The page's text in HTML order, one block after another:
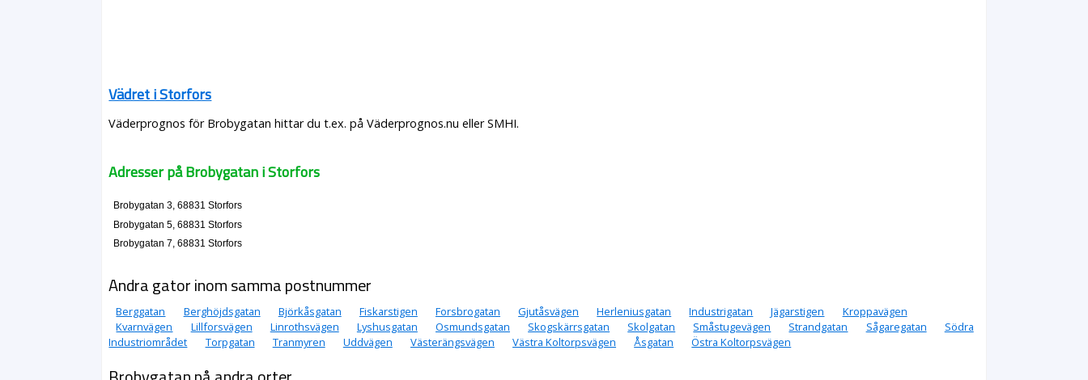
Vädret i Storfors
Väderprognos för Brobygatan hittar du t.ex. på Väderprognos.nu eller SMHI.
Adresser på Brobygatan i Storfors
Brobygatan 3, 68831 Storfors
Brobygatan 5, 68831 Storfors
Brobygatan 7, 68831 Storfors
Andra gator inom samma postnummer
Berggatan Berghöjdsgatan Björkåsgatan Fiskarstigen Forsbrogatan Gjutåsvägen Herleniusgatan Industrigatan Jägarstigen
Kroppavägen
Kvarnvägen
Lillforsvägen Linrothsvägen Lyshusgatan Osmundsgatan Skogskärrsgatan Skolgatan Småstugevägen Strandgatan Sågaregatan
Södra
Industriområdet
Torpgatan Tranmyren Uddvägen Västerängsvägen Västra Koltorpsvägen Åsgatan Östra Koltorpsvägen